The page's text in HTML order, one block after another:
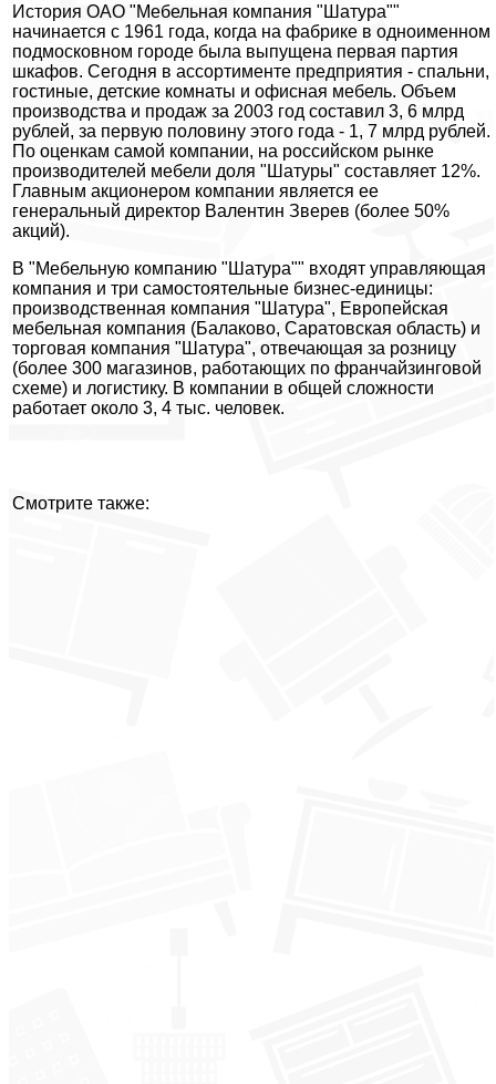
История ОАО "Мебельная компания "Шатура""
начинается с 1961 года, когда на фабрике в одноименном
подмосковном городе была выпущена первая партия
шкафов. Сегодня в ассортименте предприятия - спальни,
гостиные, детские комнаты и офисная мебель. Объем
производства и продаж за 2003 год составил 3, 6 млрд
рублей, за первую половину этого года - 1, 7 млрд рублей.
По оценкам самой компании, на российском рынке
производителей мебели доля "Шатуры" составляет 12%.
Главным акционером компании является ее
генеральный директор Валентин Зверев (более 50%
акций).
В "Мебельную компанию "Шатура"" входят управляющая
компания и три самостоятельные бизнес-единицы:
производственная компания "Шатура", Европейская
мебельная компания (Балаково, Саратовская область) и
торговая компания "Шатура", отвечающая за розницу
(более 300 магазинов, работающих по франчайзинговой
схеме) и логистику. В компании в общей сложности
работает около 3, 4 тыс. человек.
Смотрите также: